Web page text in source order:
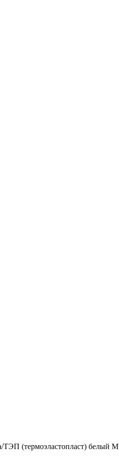
ТЭП (термоэластопласт) белый M